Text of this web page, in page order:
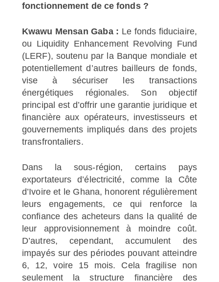
fonctionnement de ce fonds ?
Kwawu Mensan Gaba : Le fonds fiduciaire,
ou Liquidity Enhancement Revolving Fund
(LERF), soutenu par la Banque mondiale et
potentiellement d’autres bailleurs de fonds,
vise à sécuriser les transactions
énergétiques régionales. Son objectif
principal est d’offrir une garantie juridique et
financière aux opérateurs, investisseurs et
gouvernements impliqués dans des projets
transfrontaliers.
Dans la sous-région, certains pays
exportateurs d’électricité, comme la Côte
d’Ivoire et le Ghana, honorent régulièrement
leurs engagements, ce qui renforce la
confiance des acheteurs dans la qualité de
leur approvisionnement à moindre coût.
D’autres, cependant, accumulent des
impayés sur des périodes pouvant atteindre
6, 12, voire 15 mois. Cela fragilise non
seulement la structure financière des